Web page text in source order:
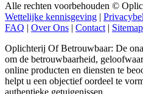
Alle rechten voorbehouden ©
Wettelijke kennisgeving |
FAQ | Over Ons | Contact | Sitemap
Oplichterij Of Betrouwbaar: De
om de betrouwbaarheid,
online producten en diensten te
helpt u een objectief oordeel te
authentieke getuigenissen.